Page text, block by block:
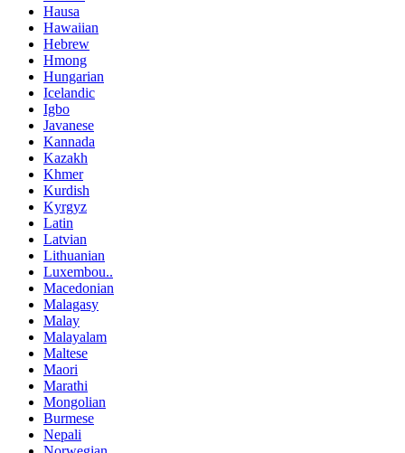
Hausa
Hawaiian
Hebrew
Hmong
Hungarian
Icelandic
Igbo
Javanese
Kannada
Kazakh
Khmer
Kurdish
Kyrgyz
Latin
Latvian
Lithuanian
Luxembou..
Macedonian
Malagasy
Malay
Malayalam
Maltese
Maori
Marathi
Mongolian
Burmese
Nepali